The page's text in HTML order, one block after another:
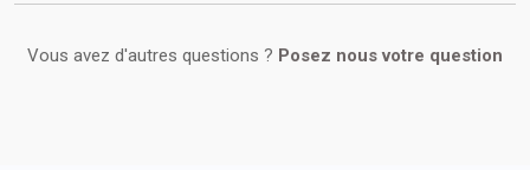
Vous avez d'autres questions ? Posez nous votre question